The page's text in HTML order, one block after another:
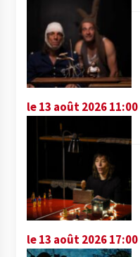
le 13 août 2026 11:00
le 13 août 2026 17:00